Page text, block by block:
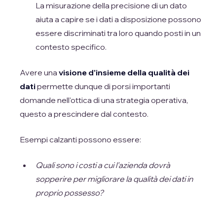
La misurazione della precisione di un dato
aiuta a capire se i dati a disposizione possono
essere discriminati tra loro quando posti in un
contesto specifico.
Avere una visione d'insieme della qualità dei
datipermette dunque di porsi importanti
domande nell'ottica di una strategia operativa,
questo a prescindere dal contesto.
Esempi calzanti possono essere:
Quali sono i costi a cui l'azienda dovrà
sopperire per migliorare la qualità dei dati in
proprio possesso?